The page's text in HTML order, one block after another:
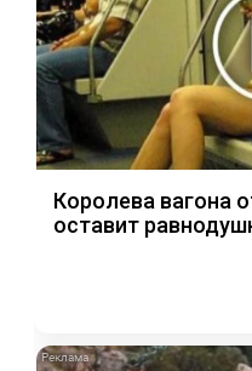
Королева вагона
оставит